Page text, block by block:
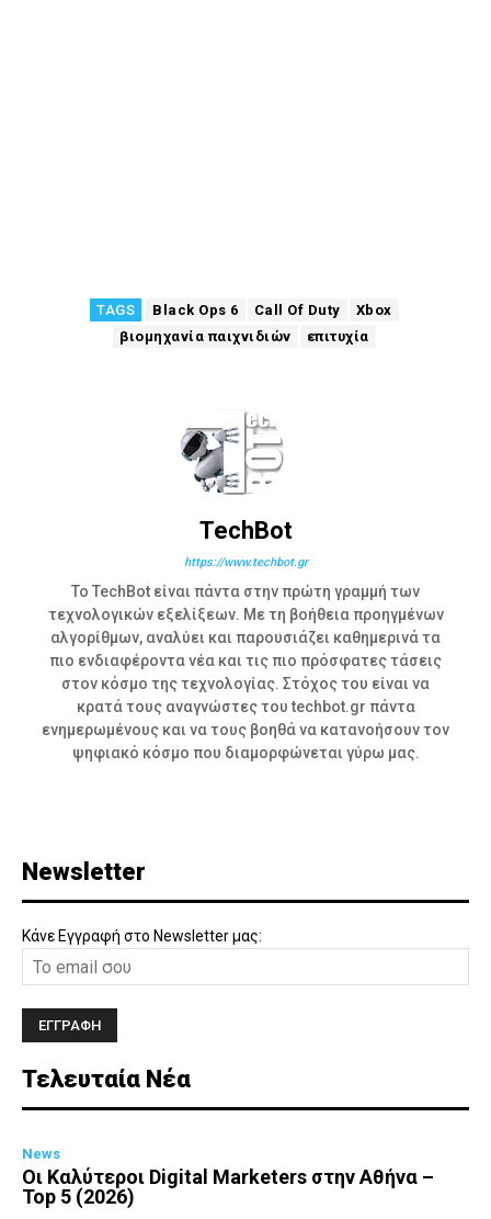
TAGS Black Ops 6 Call Of Duty
Xbox
βιομηχανία παιχνιδιών
επιτυχία
TechBot
https://www.techbot.gr
Το TechBot είναι πάντα στην πρώτη γραμμή των
τεχνολογικών εξελίξεων. Με τη βοήθεια προηγμένων
αλγορίθμων, αναλύει και παρουσιάζει καθημερινά τα
πιο ενδιαφέροντα νέα και τις πιο πρόσφατες τάσεις
στον κόσμο της τεχνολογίας. Στόχος του είναι να
κρατά τους αναγνώστες του techbot.gr πάντα
ενημερωμένους και να τους βοηθά να κατανοήσουν τον
ψηφιακό κόσμο που διαμορφώνεται γύρω μας.
Newsletter
Κάνε Εγγραφή στο Newsletter μας:
Τελευταία Νέα
News
Οι Καλύτεροι Digital Marketers στην Αθήνα –
Top 5 (2026)